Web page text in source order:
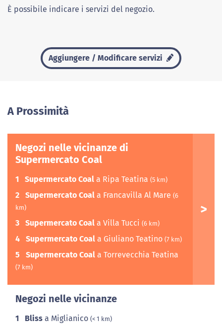
È possibile indicare i servizi del negozio.
Aggiungere / Modificare servizi
A Prossimità
Negozi nelle vicinanze di
Supermercato Coal
1 Supermercato Coal a Ripa Teatina (5 km)
2 Supermercato Coal a Francavilla Al Mare (6
km)
3 Supermercato Coal a Villa Tucci (6 km)
4 Supermercato Coal a Giuliano Teatino (7 km)
5 Supermercato Coal a Torrevecchia Teatina
(7 km)
Negozi nelle vicinanze
1 Bliss a Miglianico (< 1 km)